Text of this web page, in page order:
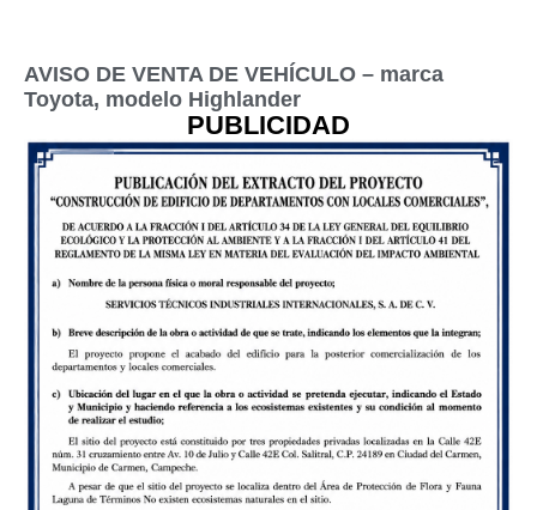
AVISO DE VENTA DE VEHÍCULO – marca
Toyota, modelo Highlander
PUBLICIDAD